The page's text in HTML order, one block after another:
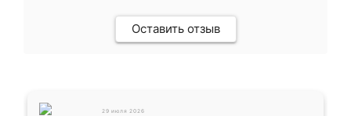
Оставить отзыв
29 июля 2026